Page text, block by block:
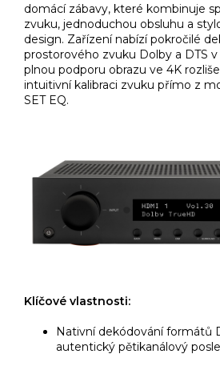
domácí zábavy, které kombinuje
zvuku, jednoduchou obsluhu a
design. Zařízení nabízí pokročilé
prostorového zvuku Dolby a DTS v
plnou podporu obrazu ve 4K
intuitivní kalibraci zvuku přímo z
SET EQ.
Klíčové vlastnosti:
Nativní dekódování formátů
autentický pětikanálový